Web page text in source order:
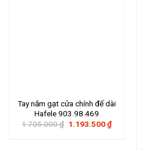
Tay nắm gạt cửa chính đế dài
Hafele 903.98.469
1.705.000₫ Giá
1.193.500₫Giá